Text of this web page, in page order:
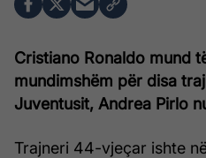
Cristiano Ronaldo mund
mundimshëm për disa
Juventusit, Andrea Pirlo
Trajneri 44-vjeçar ishte